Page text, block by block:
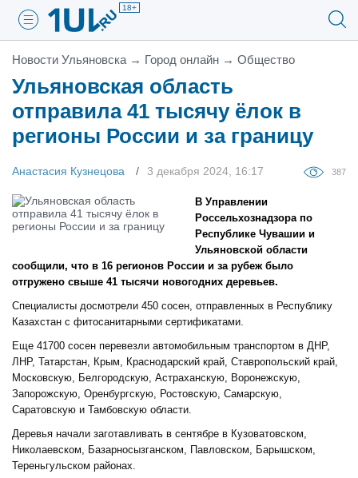
18+
Новости Ульяновска → Город онлайн → Общество
Ульяновская область
отправила 41 тысячу ёлок в
регионы России и за границу
Анастасия Кузнецова 3 декабря 2024, 16:17 387
В Управлении
Россельхознадзора по
Республике Чувашии и
Ульяновской области
сообщили, что в 16 регионов России и за рубеж было
отгружено свыше 41 тысячи новогодних деревьев.
Специалисты досмотрели 450 сосен, отправленных в Республику
Казахстан с фитосанитарными сертификатами.
Еще 41700 сосен перевезли автомобильным транспортом в ДНР,
ЛНР, Татарстан, Крым, Краснодарский край, Ставропольский край,
Московскую, Белгородскую, Астраханскую, Воронежскую,
Запорожскую, Оренбургскую, Ростовскую, Самарскую,
Саратовскую и Тамбовскую области.
Деревья начали заготавливать в сентябре в Кузоватовском,
Николаевском, Базарносызганском, Павловском, Барышском,
Тереньгульском районах.